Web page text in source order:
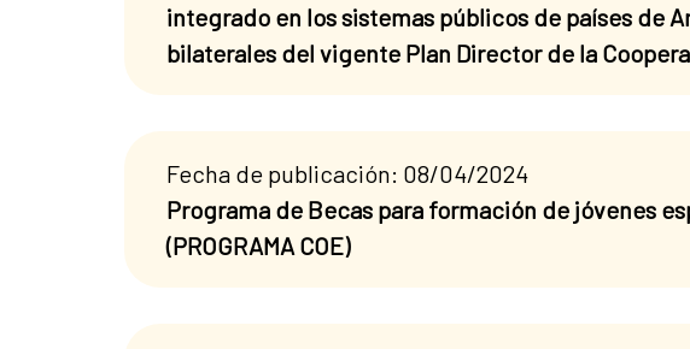
integrado en los sistemas públicos de países de
bilaterales del vigente Plan Director de la
Fecha de publicación: 08/04/2024
Programa de Becas para formación de jóvenes
(PROGRAMA COE)